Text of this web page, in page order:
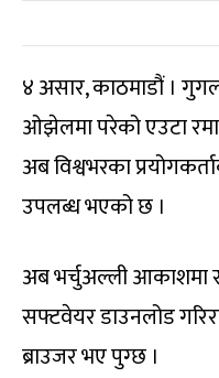
४ असार, काठमाडौं ।
ओझेलमा परेको एउटा
अब विश्वभरका
उपलब्ध भएको छ ।
अब भर्चुअल्ली आकाशमा
सफ्टवेयर डाउनलोड
ब्राउजर भए पुग्छ ।